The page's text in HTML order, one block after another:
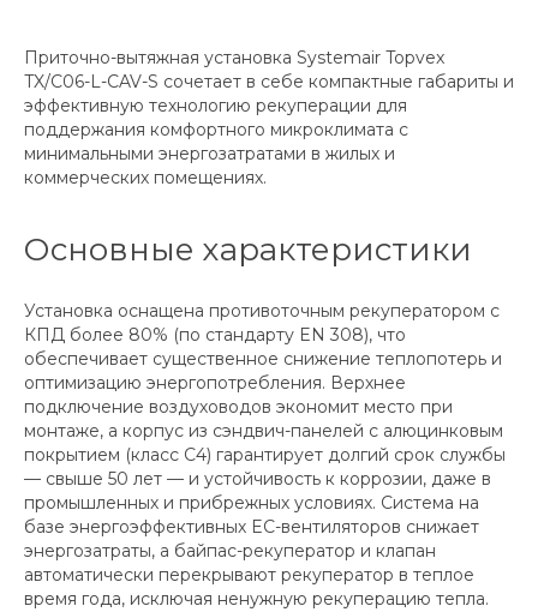
Приточно-вытяжная установка Systemair Topvex
TX/C06-L-CAV-S сочетает в себе компактные габариты и
эффективную технологию рекуперации для
поддержания комфортного микроклимата с
минимальными энергозатратами в жилых и
коммерческих помещениях.
Основные характеристики
Установка оснащена противоточным рекуператором с
КПД более 80% (по стандарту EN 308), что
обеспечивает существенное снижение теплопотерь и
оптимизацию энергопотребления. Верхнее
подключение воздуховодов экономит место при
монтаже, а корпус из сэндвич-панелей с алюцинковым
покрытием (класс C4) гарантирует долгий срок службы
— свыше 50 лет — и устойчивость к коррозии, даже в
промышленных и прибрежных условиях. Система на
базе энергоэффективных EC-вентиляторов снижает
энергозатраты, а байпас-рекуператор и клапан
автоматически перекрывают рекуператор в теплое
время года, исключая ненужную рекуперацию тепла.